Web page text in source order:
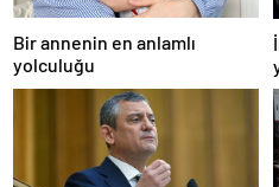
Bir annenin en anlamlı
yolculuğu